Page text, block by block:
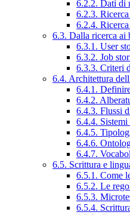
6.2.2. Dati di
6.2.3.
6.2.4.
6.3. Dalla ricerca ai
6.3.1. User
6.3.2. Job
6.3.3. Criteri
6.4. Architettura
6.4.1.
6.4.2.
6.4.3. Flussi
6.4.4.
6.4.5.
6.4.6.
6.4.7.
6.5. Scrittura e
6.5.1. Come
6.5.2. Le
6.5.3.
6.5.4.